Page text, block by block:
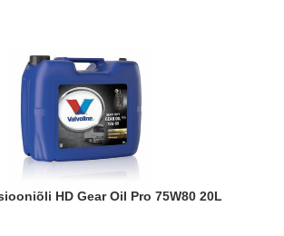
HD Gear Oil Pro 75W80 20L